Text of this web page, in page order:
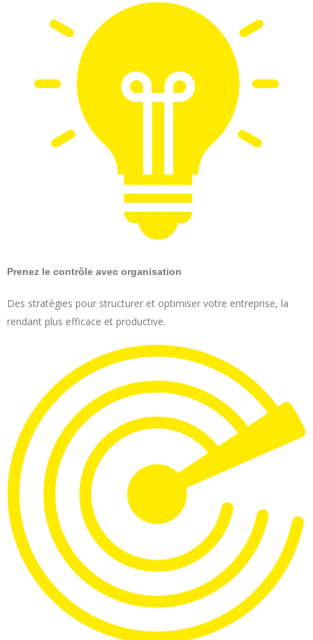
Prenez le contrôle avec organisation
Des stratégies pour structurer et optimiser votre entreprise, la
rendant plus efficace et productive.